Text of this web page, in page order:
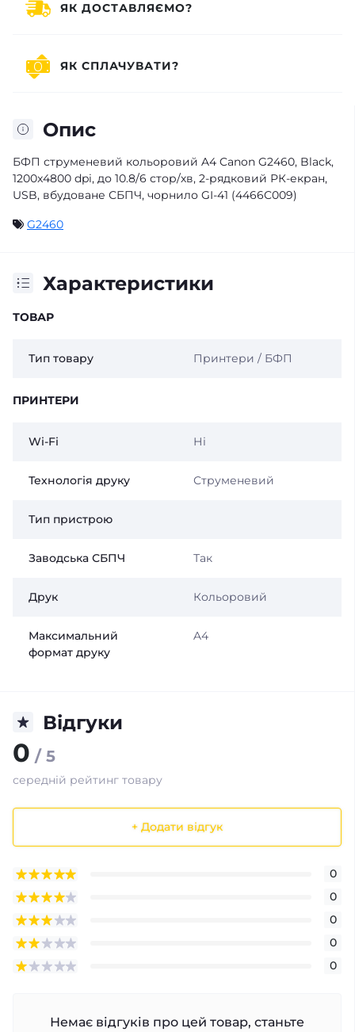
Опис
БФП струменевий кольоровий A4 Canon G2460, Black,
1200x4800 dpi, до 10.8/6 стор/хв, 2-рядковий РК-екран,
USB, вбудоване СБПЧ, чорнило GI-41 (4466C009)
G2460
Характеристики
ТОВАР
Тип товару Принтери / БФП
ПРИНТЕРИ
Wi-Fi Ні
Технологія друку Струменевий
Тип пристрою
Заводська СБПЧ Так
Друк Кольоровий
Максимальний
формат друку
A4
Відгуки
0 / 5
середній рейтинг товару
+ Додати відгук
0
0
0
0
0
Немає відгуків про цей товар, станьте
ЯК ДОСТАВЛЯЄМО?
ЯК СПЛАЧУВАТИ?